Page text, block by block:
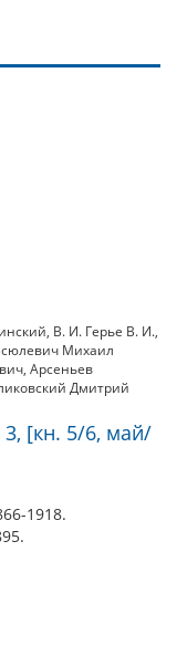
, В. И. Герье В. И.,
Михаил
, Арсеньев
Дмитрий
3, [кн. 5/6, май/
1918.